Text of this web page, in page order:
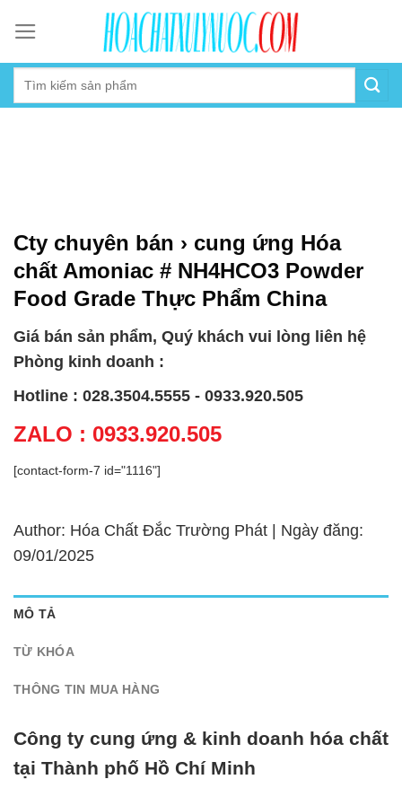
content
Cty chuyên bán › cung ứng Hóa
chất Amoniac # NH4HCO3 Powder
Food Grade Thực Phẩm China
Giá bán sản phẩm, Quý khách vui lòng liên hệ
Phòng kinh doanh :
Hotline : 028.3504.5555 - 0933.920.505
ZALO : 0933.920.505
[contact-form-7 id="1116"]
Author: Hóa Chất Đắc Trường Phát | Ngày đăng:
09/01/2025
MÔ TẢ
TỪ KHÓA
THÔNG TIN MUA HÀNG
Công ty cung ứng & kinh doanh hóa chất
tại Thành phố Hồ Chí Minh